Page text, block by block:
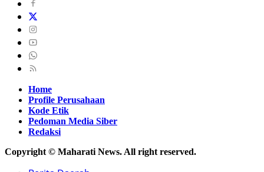
Home
Profile Perusahaan
Kode Etik
Pedoman Media Siber
Redaksi
Copyright © Maharati News. All right reserved.